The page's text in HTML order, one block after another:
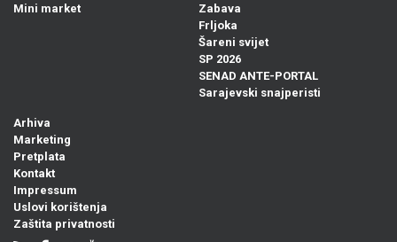
Mini market
Zabava
Frljoka
Šareni svijet
SP 2026
SENAD ANTE-PORTAL
Sarajevski snajperisti
Arhiva
Marketing
Pretplata
Kontakt
Impressum
Uslovi korištenja
Zaštita privatnosti